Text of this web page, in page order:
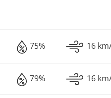
75% 16
79% 16